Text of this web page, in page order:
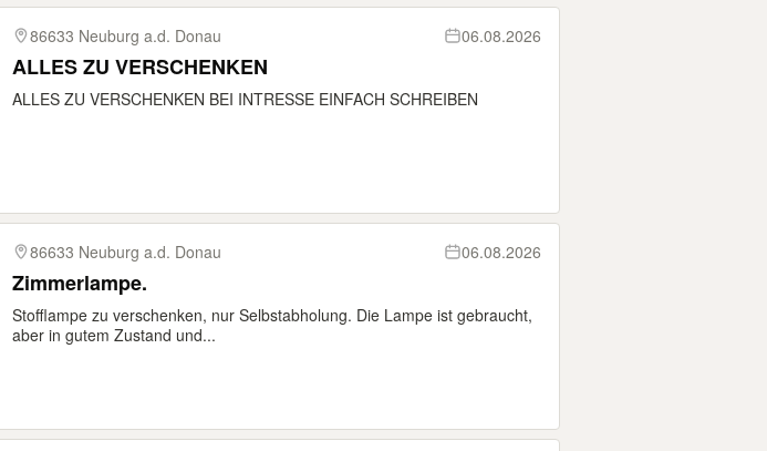
86633 Neuburg a.d. Donau 06.08.2026
ALLES ZU VERSCHENKEN
ALLES ZU VERSCHENKEN BEI INTRESSE EINFACH SCHREIBEN
86633 Neuburg a.d. Donau 06.08.2026
Zimmerlampe.
Stofflampe zu verschenken, nur Selbstabholung. Die Lampe ist gebraucht,
aber in gutem Zustand und...